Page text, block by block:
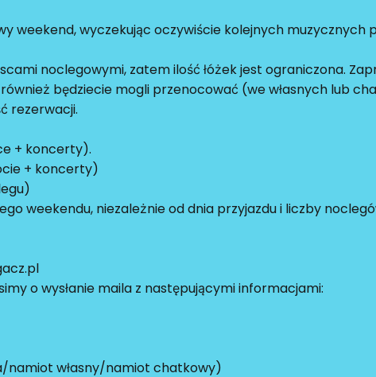
weekend, wyczekując oczywiście kolejnych muzycznych
noclegowymi, zatem ilość łóżek jest ograniczona.
będziecie mogli przenocować (we własnych lub
rezerwacji.
+ koncerty).
+ koncerty)
weekendu, niezależnie od dnia przyjazdu i liczby
o wysłanie maila z następującymi informacjami:
namiot własny/namiot chatkowy)